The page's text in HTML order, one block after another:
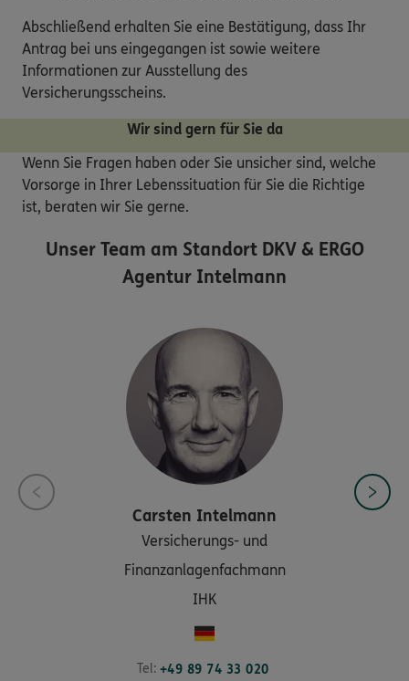
Abschließend erhalten Sie eine Bestätigung, dass Ihr
Antrag bei uns eingegangen ist sowie weitere
Informationen zur Ausstellung des
Versicherungsscheins.
Wir sind gern für Sie da
Wenn Sie Fragen haben oder Sie unsicher sind, welche
Vorsorge in Ihrer Lebenssituation für Sie die Richtige
ist, beraten wir Sie gerne.
Unser Team am StandortDKV & ERGO
Agentur Intelmann
Carsten Intelmann
Versicherungs- und
Finanzanlagenfachmann
IHK
Tel: +49 89 74 33 020